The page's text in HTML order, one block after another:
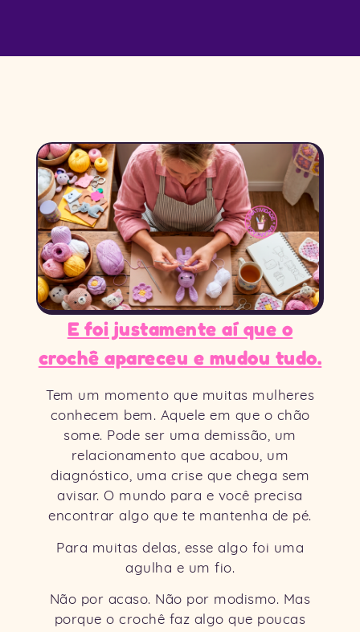
E foi justamente aí que o
crochê apareceu e mudou tudo.
Tem um momento que muitas mulheres
conhecem bem. Aquele em que o chão
some. Pode ser uma demissão, um
relacionamento que acabou, um
diagnóstico, uma crise que chega sem
avisar. O mundo para e você precisa
encontrar algo que te mantenha de pé.
Para muitas delas, esse algo foi uma
agulha e um fio.
Não por acaso. Não por modismo. Mas
porque o crochê faz algo que poucas